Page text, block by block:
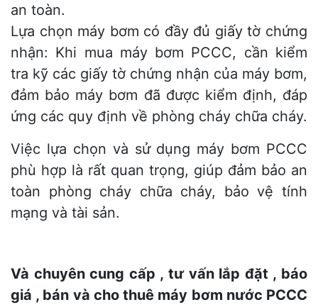
an toàn.
Lựa chọn máy bơm có đầy đủ giấy tờ chứng
nhận: Khi mua máy bơm PCCC, cần kiểm
tra kỹ các giấy tờ chứng nhận của máy bơm,
đảm bảo máy bơm đã được kiểm định, đáp
ứng các quy định về phòng cháy chữa cháy.
Việc lựa chọn và sử dụng máy bơm PCCC
phù hợp là rất quan trọng, giúp đảm bảo an
toàn phòng cháy chữa cháy, bảo vệ tính
mạng và tài sản.
Và chuyên cung cấp , tư vấn lắp đặt , báo
giá , bán và cho thuê máy bơm nước PCCC